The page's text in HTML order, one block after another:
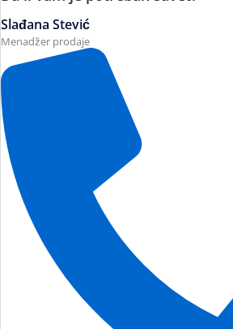
Slađana Stević
Menadžer prodaje